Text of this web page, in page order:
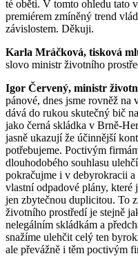
té oběti. V tomto ohledu tato
premiérem zmíněný trend
závislostem. Děkuji.
Karla Mráčková, tisková
slovo ministr životního
Igor Červený, ministr
pánové, dnes jsme rovněž
dává do rukou skutečný bič
jako černá skládka v Brně-
jasně ukazují že účinnější
potřebujeme. Poctivým
dlouhodobého souhlasu
pokračujme i v debyrokracii
vlastní odpadové plány, které
jen zbytečnou duplicitou. To
životního prostředí je stejně
nelegálním skládkám a
snažíme ulehčit celý ten
ale převážně i těm poctivým